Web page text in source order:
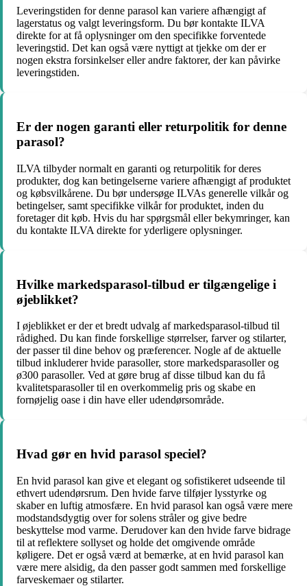
Leveringstiden for denne parasol kan variere afhængigt af
lagerstatus og valgt leveringsform. Du bør kontakte ILVA
direkte for at få oplysninger om den specifikke forventede
leveringstid. Det kan også være nyttigt at tjekke om der er
nogen ekstra forsinkelser eller andre faktorer, der kan påvirke
leveringstiden.
Er der nogen garanti eller returpolitik for denne
parasol?
ILVA tilbyder normalt en garanti og returpolitik for deres
produkter, dog kan betingelserne variere afhængigt af produktet
og købsvilkårene. Du bør undersøge ILVAs generelle vilkår og
betingelser, samt specifikke vilkår for produktet, inden du
foretager dit køb. Hvis du har spørgsmål eller bekymringer, kan
du kontakte ILVA direkte for yderligere oplysninger.
Hvilke markedsparasol-tilbud er tilgængelige i
øjeblikket?
I øjeblikket er der et bredt udvalg af markedsparasol-tilbud til
rådighed. Du kan finde forskellige størrelser, farver og stilarter,
der passer til dine behov og præferencer. Nogle af de aktuelle
tilbud inkluderer hvide parasoller, store markedsparasoller og
ø300 parasoller. Ved at gøre brug af disse tilbud kan du få
kvalitetsparasoller til en overkommelig pris og skabe en
fornøjelig oase i din have eller udendørsområde.
Hvad gør en hvid parasol speciel?
En hvid parasol kan give et elegant og sofistikeret udseende til
ethvert udendørsrum. Den hvide farve tilføjer lysstyrke og
skaber en luftig atmosfære. En hvid parasol kan også være mere
modstandsdygtig over for solens stråler og give bedre
beskyttelse mod varme. Derudover kan den hvide farve bidrage
til at reflektere sollyset og holde det omgivende område
køligere. Det er også værd at bemærke, at en hvid parasol kan
være mere alsidig, da den passer godt sammen med forskellige
farveskemaer og stilarter.